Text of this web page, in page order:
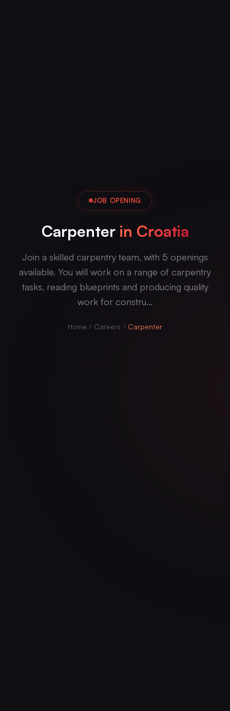
JOB OPENING
Carpenter in Croatia
Join a skilled carpentry team, with 5 openings
available. You will work on a range of carpentry
tasks, reading blueprints and producing quality
work for constru...
Home Careers Carpenter